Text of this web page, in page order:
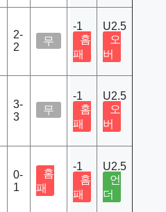
2-
2
무
-1
홈
패
U2.5
오
버
3-
3
무
-1
홈
패
U2.5
오
버
0-
1
홈
패
-1
홈
패
U2.5
언
더